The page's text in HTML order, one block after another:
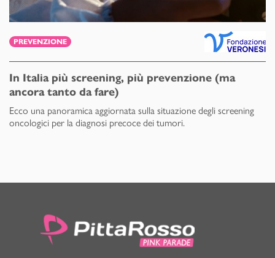
PREVENZIONE
In Italia più screening, più prevenzione (ma
ancora tanto da fare)
Ecco una panoramica aggiornata sulla situazione degli screening
oncologici per la diagnosi precoce dei tumori.